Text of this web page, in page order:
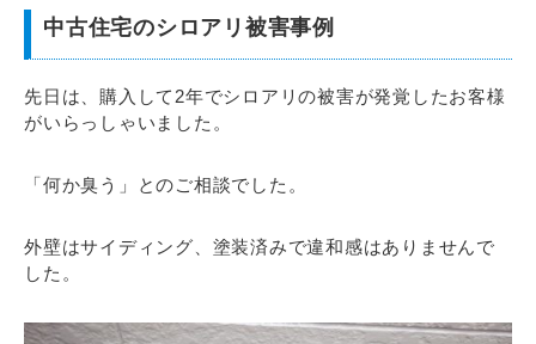
中古住宅のシロアリ被害事例
先日は、購入して2年でシロアリの被害が発覚したお客様
がいらっしゃいました。
「何か臭う」とのご相談でした。
外壁はサイディング、塗装済みで違和感はありませんで
した。